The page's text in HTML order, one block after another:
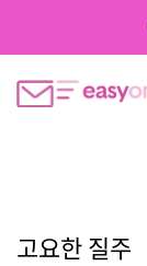
고요한 질주